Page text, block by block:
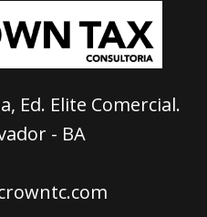
Ed. Elite Comercial.
- BA